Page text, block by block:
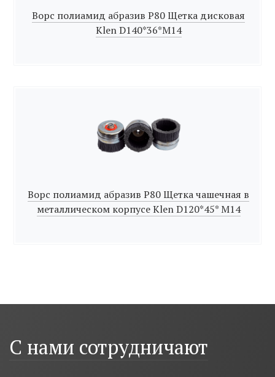
Ворс полиамид абразив Р80 Щетка дисковая
Klen D140*36*M14
Ворс полиамид абразив Р80 Щетка чашечная в
металлическом корпусе Klen D120*45* M14
С нами сотрудничают